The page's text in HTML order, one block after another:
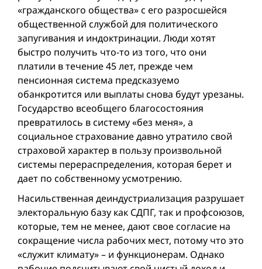
«гражданского общества» с его разросшейся
общественной службой для политического
запугивания и индоктринации. Люди хотят
быстро получить что-то из того, что они
платили в течение 45 лет, прежде чем
пенсионная система предсказуемо
обанкротится или выплаты снова будут урезаны.
Государство всеобщего благосостояния
превратилось в систему «без меня», а
социальное страхование давно утратило свой
страховой характер в пользу произвольной
системы перераспределения, которая берет и
дает по собственному усмотрению.
Насильственная деиндустриализация разрушает
электоральную базу как СДПГ, так и профсоюзов,
которые, тем не менее, дают свое согласие на
сокращение числа рабочих мест, потому что это
«служит климату» – и функционерам. Однако